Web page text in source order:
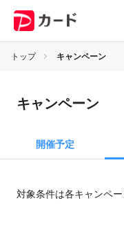
トップ キャンペーン
キャンペーン
開催予定
2026年9月1日（火）～
対象条件は各キャンペ